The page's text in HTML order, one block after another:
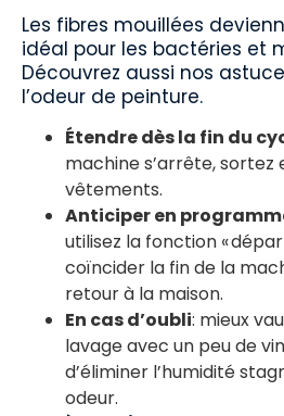
Les fibres mouillées
idéal pour les bactéries et
Découvrez aussi nos
l’odeur de peinture.
Étendre dès la fin du
machine s’arrête, sortez
vêtements.
Anticiper en
utilisez la fonction «
coïncider la fin de la
retour à la maison.
En cas d’oubli: mieux
lavage avec un peu de
d’éliminer l’humidité
odeur.